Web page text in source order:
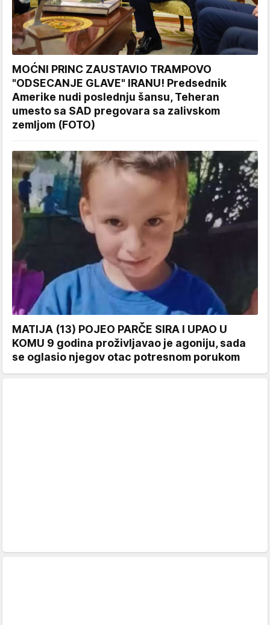
MOĆNI PRINC ZAUSTAVIO TRAMPOVO
"ODSECANJE GLAVE" IRANU! Predsednik
Amerike nudi poslednju šansu, Teheran
umesto sa SAD pregovara sa zalivskom
zemljom (FOTO)
MATIJA (13) POJEO PARČE SIRA I UPAO U
KOMU 9 godina proživljavao je agoniju, sada
se oglasio njegov otac potresnom porukom